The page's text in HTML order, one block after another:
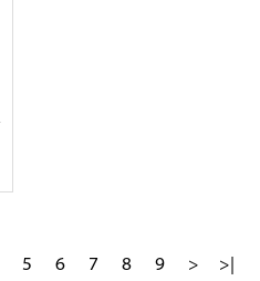
5 6 7 8 9 > >|